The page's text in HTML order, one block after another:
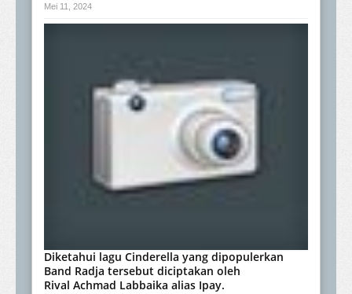
Mei 11, 2024
Diketahui lagu Cinderella yang dipopulerkan
Band Radja tersebut diciptakan oleh
Rival Achmad Labbaika alias Ipay.